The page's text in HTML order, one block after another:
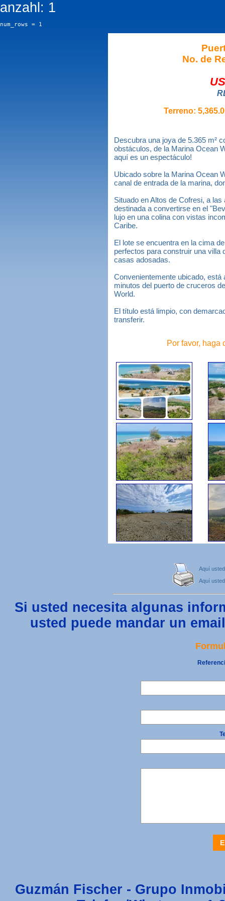
anzahl: 1
num_rows = 1
No. de
Terreno:
Descubra una joya de 5.365 m²
obstáculos, de la Marina Ocean
aquí es un espectáculo!
Ubicado sobre la Marina Ocean
canal de entrada de la marina,
Situado en Altos de Cofresi, a
destinada a convertirse en el
lujo en una colina con vistas
Caribe.
El lote se encuentra en la cima
perfectos para construir una villa
casas adosadas.
Convenientemente ubicado,
minutos del puerto de cruceros
World.
El título está limpio, con
transferir.
Por favor, haga
Aquí
Aquí
Si usted necesita algunas
usted puede mandar un
Guzmán Fischer - Grupo